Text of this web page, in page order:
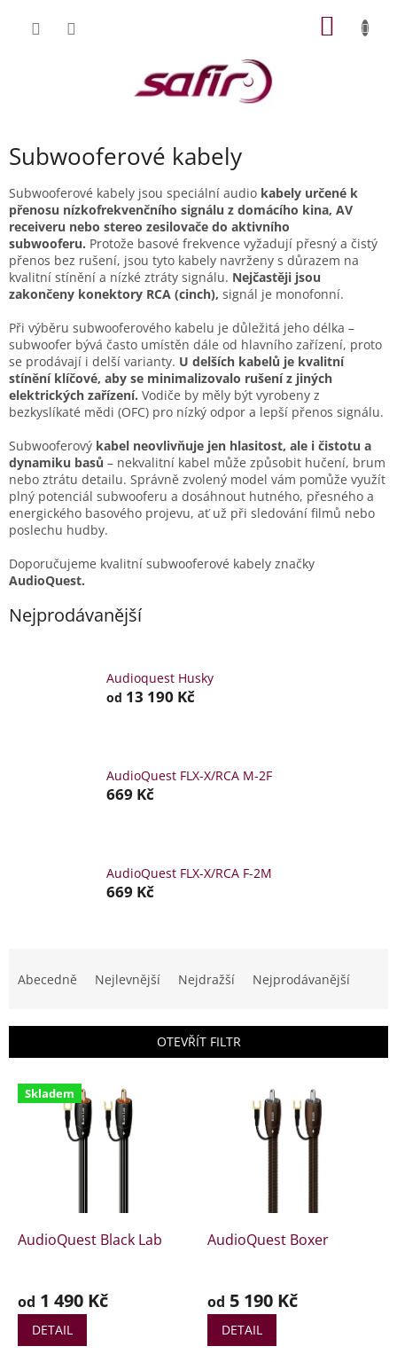
Subwooferové kabely
Subwooferové kabely jsou speciální audio kabely určené k
přenosu nízkofrekvenčního signálu z domácího kina, AV
receiveru nebo stereo zesilovače do aktivního
subwooferu. Protože basové frekvence vyžadují přesný a čistý
přenos bez rušení, jsou tyto kabely navrženy s důrazem na
kvalitní stínění a nízké ztráty signálu. Nejčastěji jsou
zakončeny konektory RCA (cinch), signál je monofonní.
Při výběru subwooferového kabelu je důležitá jeho délka –
subwoofer bývá často umístěn dále od hlavního zařízení, proto
se prodávají i delší varianty. U delších kabelů je kvalitní
stínění klíčové, aby se minimalizovalo rušení z jiných
elektrických zařízení. Vodiče by měly být vyrobeny z
bezkyslíkaté mědi (OFC) pro nízký odpor a lepší přenos signálu.
Subwooferový kabel neovlivňuje jen hlasitost, ale i čistotu a
dynamiku basů – nekvalitní kabel může způsobit hučení, brum
nebo ztrátu detailu. Správně zvolený model vám pomůže využít
plný potenciál subwooferu a dosáhnout hutného, přesného a
energického basového projevu, ať už při sledování filmů nebo
poslechu hudby.
Doporučujeme kvalitní subwooferové kabely značky
AudioQuest.
Nejprodávanější
Audioquest Husky
od 13 190 Kč
AudioQuest FLX-X/RCA M-2F
669 Kč
AudioQuest FLX-X/RCA F-2M
669 Kč
í
Abecedně Nejlevnější Nejdražší Nejprodávanější
OTEVŘÍT FILTR
V
d
ů
Skladem
AudioQuest Black Lab
od 1 490 Kč
DETAIL
AudioQuest Boxer
od 5 190 Kč
DETAIL